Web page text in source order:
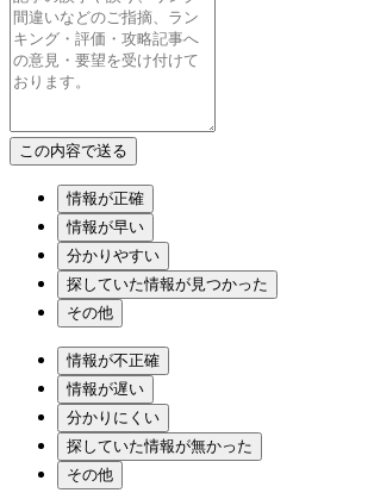
情報が正確
情報が早い
分かりやすい
探していた情報が見つかった
その他
情報が不正確
情報が遅い
分かりにくい
探していた情報が無かった
その他